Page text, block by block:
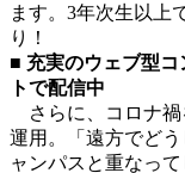
ます。3年次生以上
り！
■ 充実のウェブ型
トで配信中
さらに、コロナ禍
運用。「遠方でど
ャンパスと重なっ